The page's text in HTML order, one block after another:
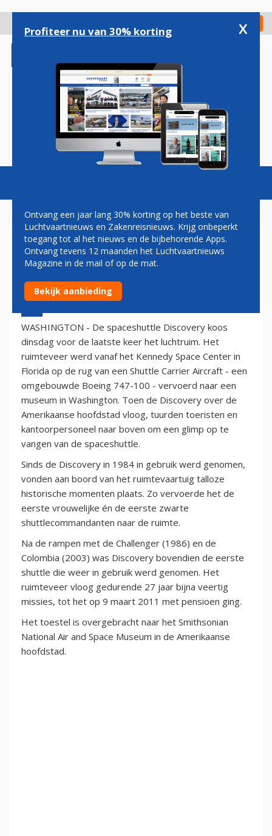
gaan
Check in
Magazine Podcasts Vacatures
SPACESHUTTLE DISCOVERY
MAAKT LAATSTE VLUCHT
17 april 2012 - 19:10
WASHINGTON - De spaceshuttle Discovery koos
dinsdag voor de laatste keer het luchtruim. Het
ruimteveer werd vanaf het Kennedy Space Center in
Florida op de rug van een Shuttle Carrier Aircraft - een
omgebouwde Boeing 747-100 - vervoerd naar een
museum in Washington. Toen de Discovery over de
Amerikaanse hoofdstad vloog, tuurden toeristen en
kantoorpersoneel naar boven om een glimp op te
vangen van de spaceshuttle.
Sinds de Discovery in 1984 in gebruik werd genomen,
vonden aan boord van het ruimtevaartuig talloze
historische momenten plaats. Zo vervoerde het de
eerste vrouwelijke én de eerste zwarte
shuttlecommandanten naar de ruimte.
Na de rampen met de Challenger (1986) en de
Colombia (2003) was Discovery bovendien de eerste
shuttle die weer in gebruik werd genomen. Het
ruimteveer vloog gedurende 27 jaar bijna veertig
missies, tot het op 9 maart 2011 met pensioen ging.
Het toestel is overgebracht naar het Smithsonian
National Air and Space Museum in de Amerikaanse
hoofdstad.
Profiteer nu van 30% korting x
Ontvang een jaar lang 30% korting op het beste van
Luchtvaartnieuws en Zakenreisnieuws. Krijg onbeperkt
toegang tot al het nieuws en de bijbehorende Apps.
Ontvang tevens 12 maanden het Luchtvaartnieuws
Magazine in de mail of op de mat.
Bekijk aanbieding